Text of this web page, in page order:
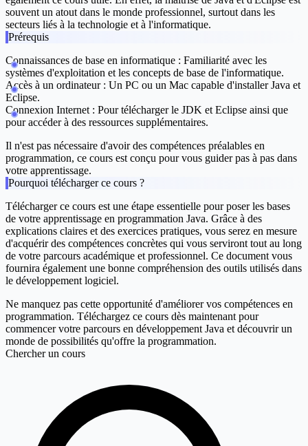
souvent un atout dans le monde professionnel, surtout dans les
secteurs liés à la technologie et à l'informatique.
Prérequis
Connaissances de base en informatique : Familiarité avec les
systèmes d'exploitation et les concepts de base de l'informatique.
Accès à un ordinateur : Un PC ou un Mac capable d'installer Java et
Eclipse.
Connexion Internet : Pour télécharger le JDK et Eclipse ainsi que
pour accéder à des ressources supplémentaires.
Il n'est pas nécessaire d'avoir des compétences préalables en
programmation, ce cours est conçu pour vous guider pas à pas dans
votre apprentissage.
Pourquoi télécharger ce cours ?
Télécharger ce cours est une étape essentielle pour poser les bases
de votre apprentissage en programmation Java. Grâce à des
explications claires et des exercices pratiques, vous serez en mesure
d'acquérir des compétences concrètes qui vous serviront tout au long
de votre parcours académique et professionnel. Ce document vous
fournira également une bonne compréhension des outils utilisés dans
le développement logiciel.
Ne manquez pas cette opportunité d'améliorer vos compétences en
programmation. Téléchargez ce cours dès maintenant pour
commencer votre parcours en développement Java et découvrir un
monde de possibilités qu'offre la programmation.
Chercher un cours